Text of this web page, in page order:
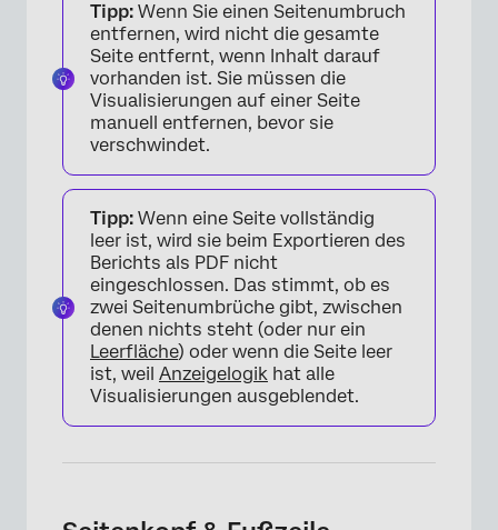
×
Tipp: Wenn Sie einen Seitenumbruch
entfernen, wird nicht die gesamte
Seite entfernt, wenn Inhalt darauf
vorhanden ist. Sie müssen die
Visualisierungen auf einer Seite
manuell entfernen, bevor sie
verschwindet.
Tipp: Wenn eine Seite vollständig
leer ist, wird sie beim Exportieren des
Berichts als PDF nicht
eingeschlossen. Das stimmt, ob es
zwei Seitenumbrüche gibt, zwischen
denen nichts steht (oder nur ein
Leerfläche) oder wenn die Seite leer
ist, weil Anzeigelogik hat alle
Visualisierungen ausgeblendet.